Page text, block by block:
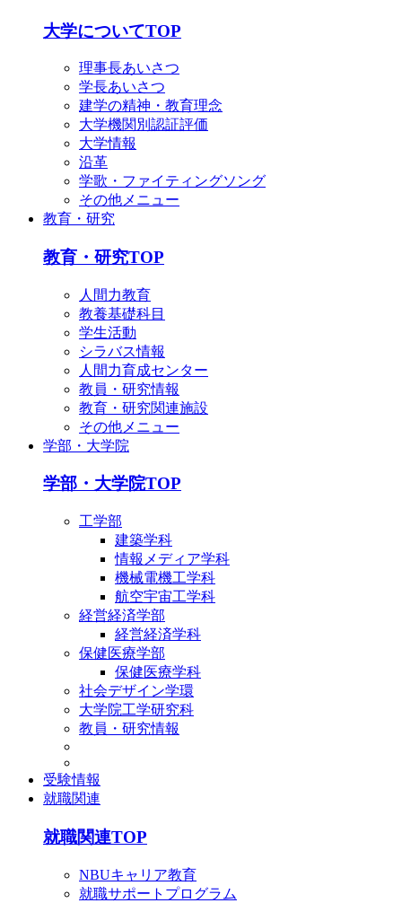
大学についてTOP
理事長あいさつ
学長あいさつ
建学の精神・教育理念
大学機関別認証評価
大学情報
沿革
学歌・ファイティングソング
その他メニュー
教育・研究
教育・研究TOP
人間力教育
教養基礎科目
学生活動
シラバス情報
人間力育成センター
教員・研究情報
教育・研究関連施設
その他メニュー
学部・大学院
学部・大学院TOP
工学部
建築学科
情報メディア学科
機械電機工学科
航空宇宙工学科
経営経済学部
経営経済学科
保健医療学部
保健医療学科
社会デザイン学環
大学院工学研究科
教員・研究情報
受験情報
就職関連
就職関連TOP
NBUキャリア教育
就職サポートプログラム